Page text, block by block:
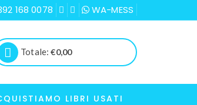
168 0078 WA-MESS
Totale:€0,00
LIBRI USATI